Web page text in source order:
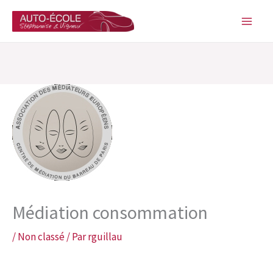
Aller
Médiation consommation
/Non classé/ Parrguillau